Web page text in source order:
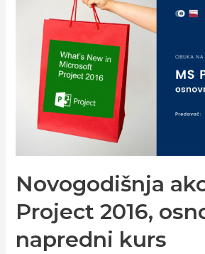
Novogodišnja
Project 2016,
napredni kurs